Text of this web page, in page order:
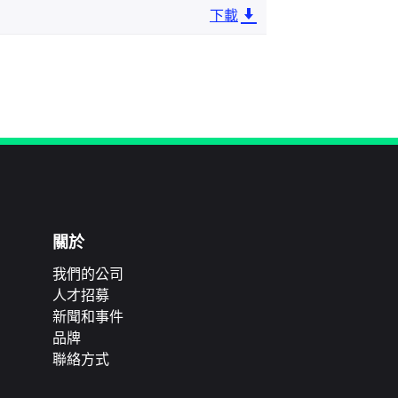
下載
關於
我們的公司
人才招募
新聞和事件
品牌
聯絡方式